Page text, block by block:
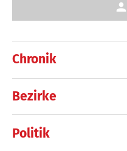
Chronik
Bezirke
Politik